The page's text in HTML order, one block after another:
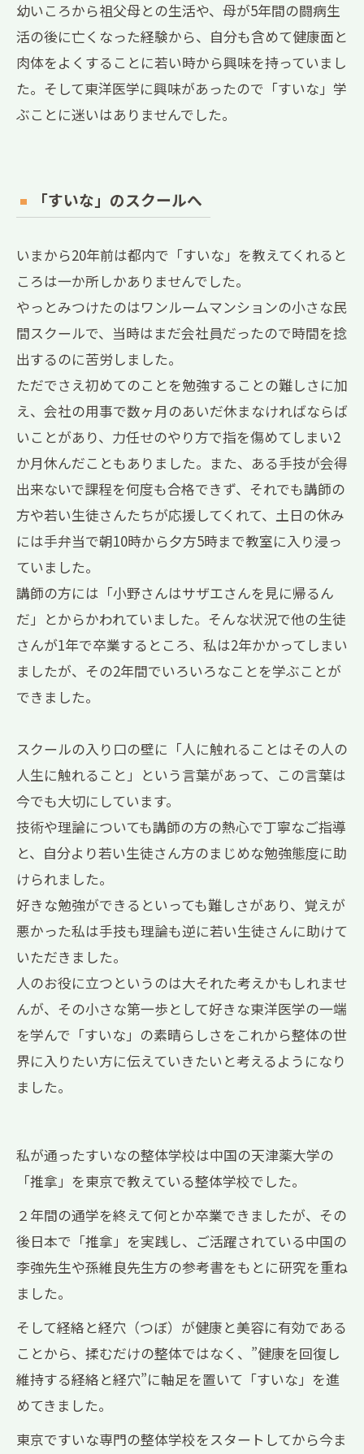
幼いころから祖父母との生活や、母が5年間の闘病生
活の後に亡くなった経験から、自分も含めて健康面と
肉体をよくすることに若い時から興味を持っていまし
た。そして東洋医学に興味があったので「すいな」学
ぶことに迷いはありませんでした。
「すいな」のスクールへ
いまから20年前は都内で「すいな」を教えてくれると
ころは一か所しかありませんでした。
やっとみつけたのはワンルームマンションの小さな民
間スクールで、当時はまだ会社員だったので時間を捻
出するのに苦労しました。
ただでさえ初めてのことを勉強することの難しさに加
え、会社の用事で数ヶ月のあいだ休まなければならば
いことがあり、力任せのやり方で指を傷めてしまい2
か月休んだこともありました。また、ある手技が会得
出来ないで課程を何度も合格できず、それでも講師の
方や若い生徒さんたちが応援してくれて、土日の休み
には手弁当で朝10時から夕方5時まで教室に入り浸っ
ていました。
講師の方には「小野さんはサザエさんを見に帰るん
だ」とからかわれていました。そんな状況で他の生徒
さんが1年で卒業するところ、私は2年かかってしまい
ましたが、その2年間でいろいろなことを学ぶことが
できました。
スクールの入り口の壁に「人に触れることはその人の
人生に触れること」という言葉があって、この言葉は
今でも大切にしています。
技術や理論についても講師の方の熱心で丁寧なご指導
と、自分より若い生徒さん方のまじめな勉強態度に助
けられました。
好きな勉強ができるといっても難しさがあり、覚えが
悪かった私は手技も理論も逆に若い生徒さんに助けて
いただきました。
人のお役に立つというのは大それた考えかもしれませ
んが、その小さな第一歩として好きな東洋医学の一端
を学んで「すいな」の素晴らしさをこれから整体の世
界に入りたい方に伝えていきたいと考えるようになり
ました。
私が通ったすいなの整体学校は中国の天津薬大学の
「推拿」を東京で教えている整体学校でした。
２年間の通学を終えて何とか卒業できましたが、その
後日本で「推拿」を実践し、ご活躍されている中国の
李強先生や孫維良先生方の参考書をもとに研究を重ね
ました。
そして経絡と経穴（つぼ）が健康と美容に有効である
ことから、揉むだけの整体ではなく、”健康を回復し
維持する経絡と経穴”に軸足を置いて「すいな」を進
めてきました。
東京ですいな専門の整体学校をスタートしてから今ま